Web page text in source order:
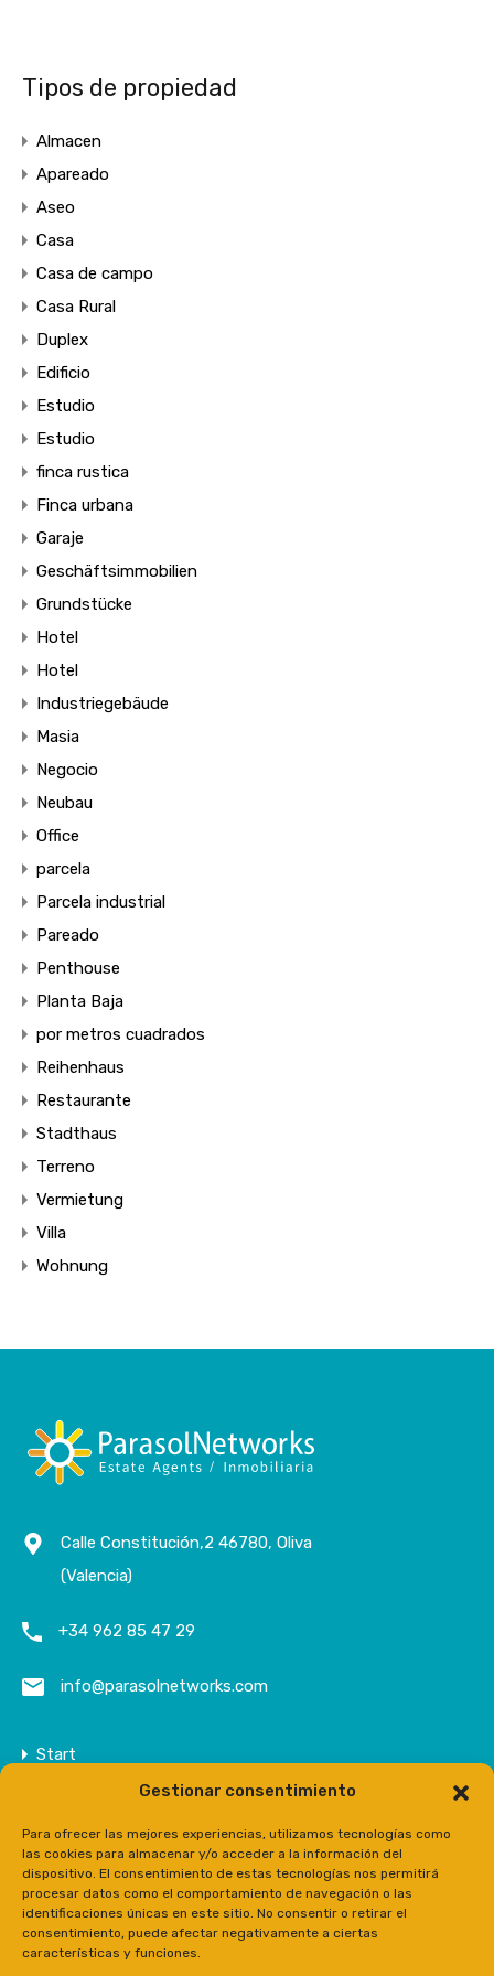
Gestionar consentimiento
Para ofrecer las mejores experiencias, utilizamos tecnologías como
las cookies para almacenar y/o acceder a la información del
dispositivo. El consentimiento de estas tecnologías nos permitirá
procesar datos como el comportamiento de navegación o las
identificaciones únicas en este sitio. No consentir o retirar el
consentimiento, puede afectar negativamente a ciertas
características y funciones.
Tipos de propiedad
Almacen
Apareado
Aseo
Casa
Casa de campo
Casa Rural
Duplex
Edificio
Estudio
Estudio
finca rustica
Finca urbana
Garaje
Geschäftsimmobilien
Grundstücke
Hotel
Hotel
Industriegebäude
Masia
Negocio
Neubau
Office
parcela
Parcela industrial
Pareado
Penthouse
Planta Baja
por metros cuadrados
Reihenhaus
Restaurante
Stadthaus
Terreno
Vermietung
Villa
Wohnung
Calle Constitución,2 46780, Oliva
(Valencia)
+34 962 85 47 29
info@parasolnetworks.com
Start
Unternehmen
Anwesen
Kontakt
Prensa